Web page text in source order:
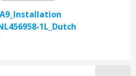
A9_Installation
1L_Dutch